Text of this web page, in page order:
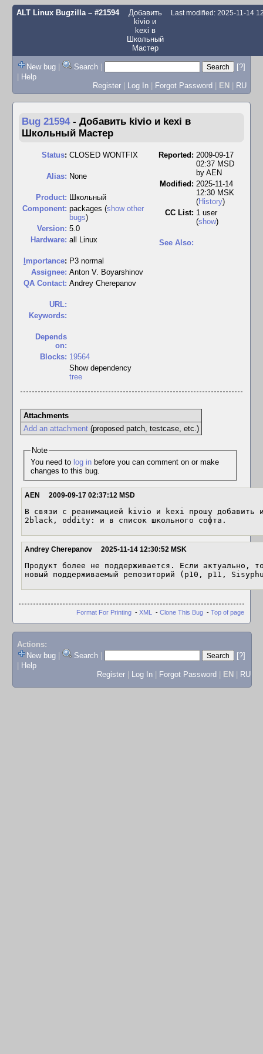
ALT Linux Bugzilla– #21594
Добавить
kivio и
kexi в
Школьный
Мастер
Last modified: 2025-11-14
New bug | Search |
[?]
| Help
Register | Log In | Forgot Password | EN | RU
Bug 21594 - Добавить kivio и kexi в
Школьный Мастер
Status: CLOSED WONTFIX
Alias: None
Product: Школьный
Component: packages (show other
bugs)
Version: 5.0
Hardware: all Linux
mportance: P3 normal
Assignee: Anton V. Boyarshinov
QA Contact: Andrey Cherepanov
URL:
Keywords:
Depends
on:
Blocks: 19564
Show dependency
tree
Reported: 2009-09-17
02:37 MSD
by AEN
Modified: 2025-11-14
12:30 MSK
(History)
CC List: 1 user
(show)
See Also:
Attachments
Add an attachment(proposed patch, testcase, etc.)
Note
You need to log inbefore you can comment on or make
changes to this bug.
AEN 2009-09-17 02:37:12 MSD
В связи с реанимацией kivio и kexi прошу добавить
2black, oddity: и в список школьного софта.
Andrey Cherepanov 2025-11-14 12:30:52 MSK
Продукт более не поддерживается. Если актуально,
новый поддерживаемый репозиторий (p10, p11,
Format For Printing - XML - Clone This Bug - Top of page
Actions:
New bug
Search
[?]
Help
Register
Log In Forgot Password EN RU